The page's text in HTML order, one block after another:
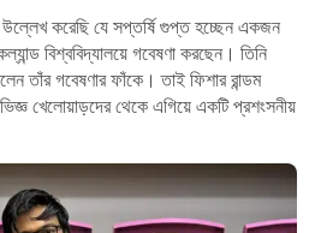
করেছি যে সপ্তর্ষি গুপ্ত হচ্ছেন একজন
বিশ্ববিদ্যালয়ে গবেষণা করছেন। তিনি
তাঁর গবেষণার ফাঁকে। তাই ফিশার রান্ডম
খেলোয়াড়দের থেকে এগিয়ে একটি প্রশংসনীয়